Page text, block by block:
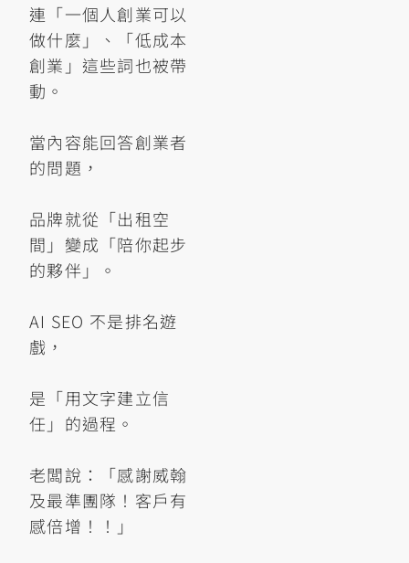
連「一個人創業可以
做什麼」、「低成本
創業」這些詞也被帶
動。
當內容能回答創業者
的問題，
品牌就從「出租空
間」變成「陪你起步
的夥伴」。
AI SEO 不是排名遊
戲，
是「用文字建立信
任」的過程。
老闆說：「感謝威翰
及最準團隊！客戶有
感倍增！！」